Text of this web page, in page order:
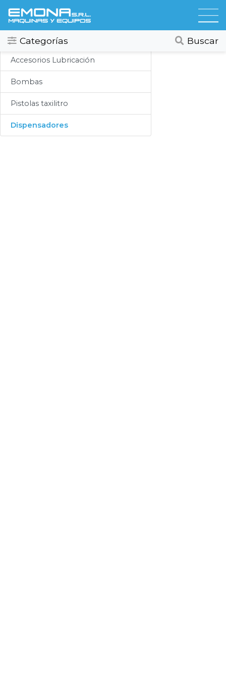
Categorías Buscar
Categorias
Todos
Compresores
Secadores
Hidrolavadoras
Lubricación
Lubricación
Ver todos
Accesorios Lubricación
Bombas
Pistolas taxilitro
Dispensadores